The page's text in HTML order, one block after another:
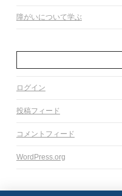
障がいについて学ぶ
ログイン
投稿フィード
コメントフィード
WordPress.org